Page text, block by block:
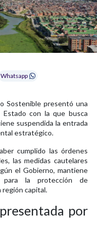
Whatsapp
Sostenible presentó una
con la que busca
suspendida la entrada
estratégico.
cumplido las órdenes
las medidas cautelares
el Gobierno, mantiene
para la protección de
región capital.
por